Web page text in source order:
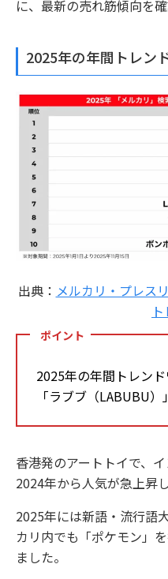
に、最新の売れ筋傾向を確
2025年の年間トレン
出典： メルカリ・プレス
ポイント
2025年の年間トレン
「ラブブ（LABUBU）
香港発のアートトイで、
2024年から人気が急上昇
2025年には新語・流行語
カリ内でも「ポケモン」
ました。